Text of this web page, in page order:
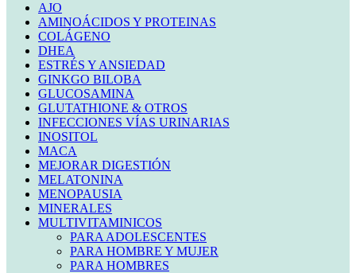
AJO
AMINOÁCIDOS Y PROTEINAS
COLÁGENO
DHEA
ESTRÉS Y ANSIEDAD
GINKGO BILOBA
GLUCOSAMINA
GLUTATHIONE & OTROS
INFECCIONES VÍAS URINARIAS
INOSITOL
MACA
MEJORAR DIGESTIÓN
MELATONINA
MENOPAUSIA
MINERALES
MULTIVITAMINICOS
PARA ADOLESCENTES
PARA HOMBRE Y MUJER
PARA HOMBRES